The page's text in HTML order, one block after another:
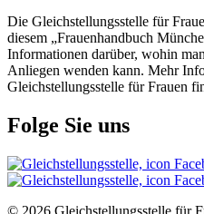
Die Gleichstellungsstelle für
diesem „Frauenhandbuch
Informationen darüber, wohin
Anliegen wenden kann. Mehr
Gleichstellungsstelle für Frauen
Folge Sie uns
© 2026 Gleichstellungsstelle für